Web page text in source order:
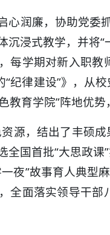
心润廉，协助党委
沉浸式教学，并将
每学期对新入职
“纪律建设”》，从
教育学院”阵地优
源，结出了丰硕
全国首批“大思政
夜”故事育人典型
全面落实领导干